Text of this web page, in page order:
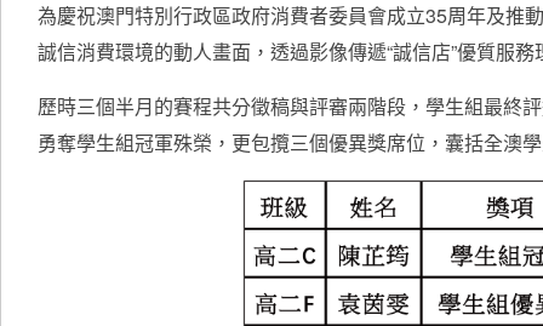
為慶祝澳門特別行政區政府消費者委員會成立35周年及推
誠信消費環境的動人畫面，透過影像傳遞“誠信店”優質服
歷時三個半月的賽程共分徵稿與評審兩階段，學生組最終
勇奪學生組冠軍殊榮，更包攬三個優異獎席位，囊括全澳